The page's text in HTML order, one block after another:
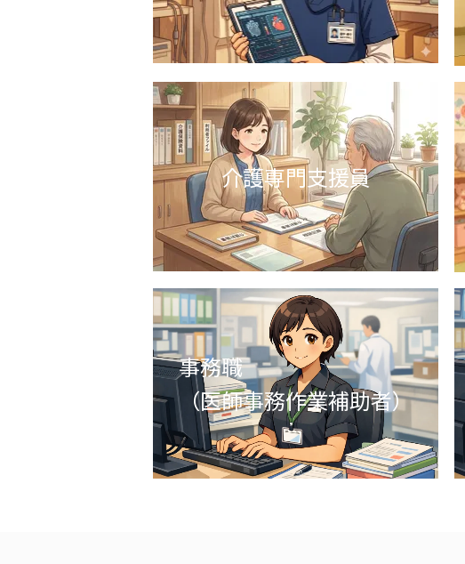
介護専門支援員
事務職
（医師事務作業補助者）